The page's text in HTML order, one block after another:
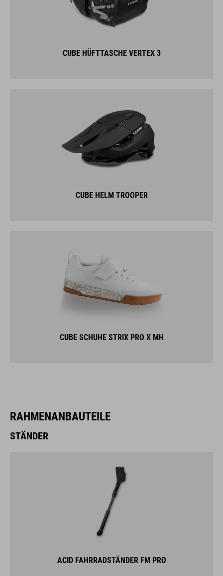
CUBE HÜFTTASCHE VERTEX 3
CUBE HELM TROOPER
CUBE SCHUHE STRIX PRO X MH
RAHMENANBAUTEILE
STÄNDER
ACID FAHRRADSTÄNDER FM PRO